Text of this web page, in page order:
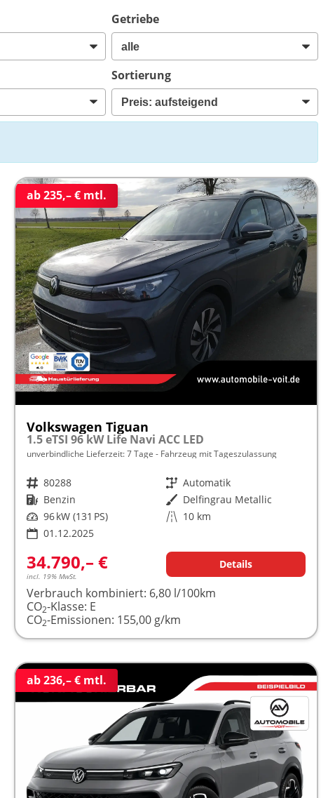
Getriebe
Sortierung
ab 235,– € mtl.
Volkswagen Tiguan
1.5 eTSI 96 kW Life Navi ACC LED
unverbindliche Lieferzeit:7 Tage Fahrzeug mit Tageszulassung
Fahrzeugnr. 80288 Getriebe Automatik
Kraftstoff Benzin Außenfarbe Delfingrau Metallic
Leistung 96 kW (131 PS) Kilometerstand 10 km
01.12.2025
34.790,– €
incl. 19% MwSt.
Details
Verbrauch kombiniert: 6,80 l/100km
CO2-Klasse: E
CO2-Emissionen: 155,00 g/km
ab 236,– € mtl.